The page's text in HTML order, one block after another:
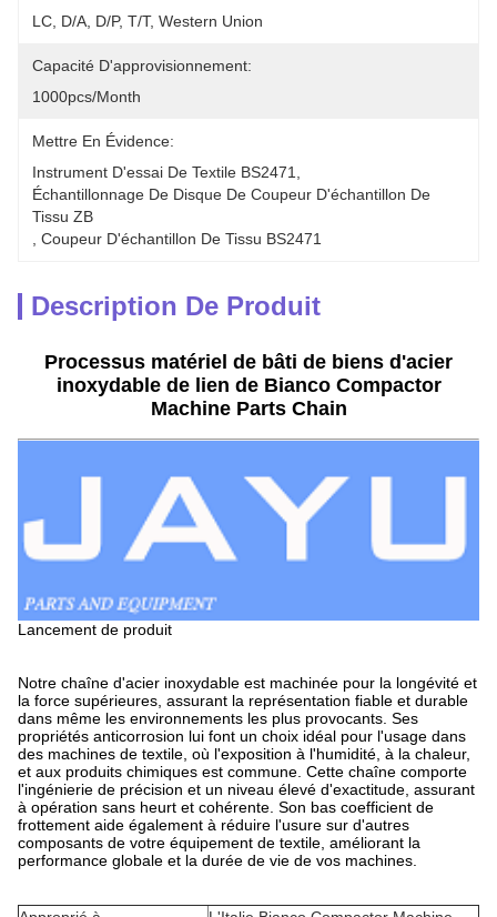
LC, D/A, D/P, T/T, Western Union
Capacité D'approvisionnement:
1000pcs/month
Mettre En Évidence:
Instrument D'essai De Textile BS2471
Échantillonnage De Disque De Coupeur D'échantillon De
Tissu ZB
Coupeur D'échantillon De Tissu BS2471
Description De Produit
Processus matériel de bâti de biens d'acier
inoxydable de lien de Bianco Compactor
Machine Parts Chain
Lancement de produit
Notre chaîne d'acier inoxydable est machinée pour la longévité et
la force supérieures, assurant la représentation fiable et durable
dans même les environnements les plus provocants. Ses
propriétés anticorrosion lui font un choix idéal pour l'usage dans
des machines de textile, où l'exposition à l'humidité, à la chaleur,
et aux produits chimiques est commune. Cette chaîne comporte
l'ingénierie de précision et un niveau élevé d'exactitude, assurant
à opération sans heurt et cohérente. Son bas coefficient de
frottement aide également à réduire l'usure sur d'autres
composants de votre équipement de textile, améliorant la
performance globale et la durée de vie de vos machines.